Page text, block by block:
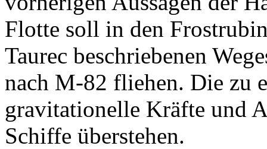
Flotte soll in den
Taurec beschriebenen
nach M-82 fliehen. Die zu
gravitationelle Kräfte und
Schiffe überstehen.